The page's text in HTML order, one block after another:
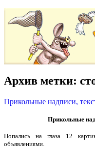
Архив метки:
Прикольные надписи,
Прикольные
Попались на глаза 12
объявлениями.